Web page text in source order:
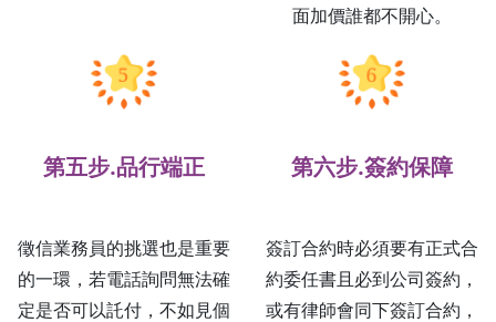
面加價誰都不開心。
第五步.品行端正
徵信業務員的挑選也是重要
的一環，若電話詢問無法確
定是否可以託付，不如見個
第六步.簽約保障
簽訂合約時必須要有正式合
約委任書且必到公司簽約，
或有律師會同下簽訂合約，